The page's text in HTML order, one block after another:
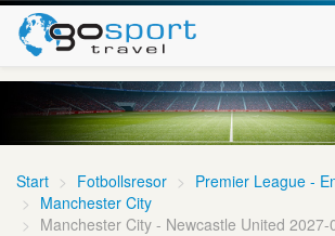
Start Fotbollsresor
Premier League -
Manchester City
Manchester City - Newcastle United 2027-